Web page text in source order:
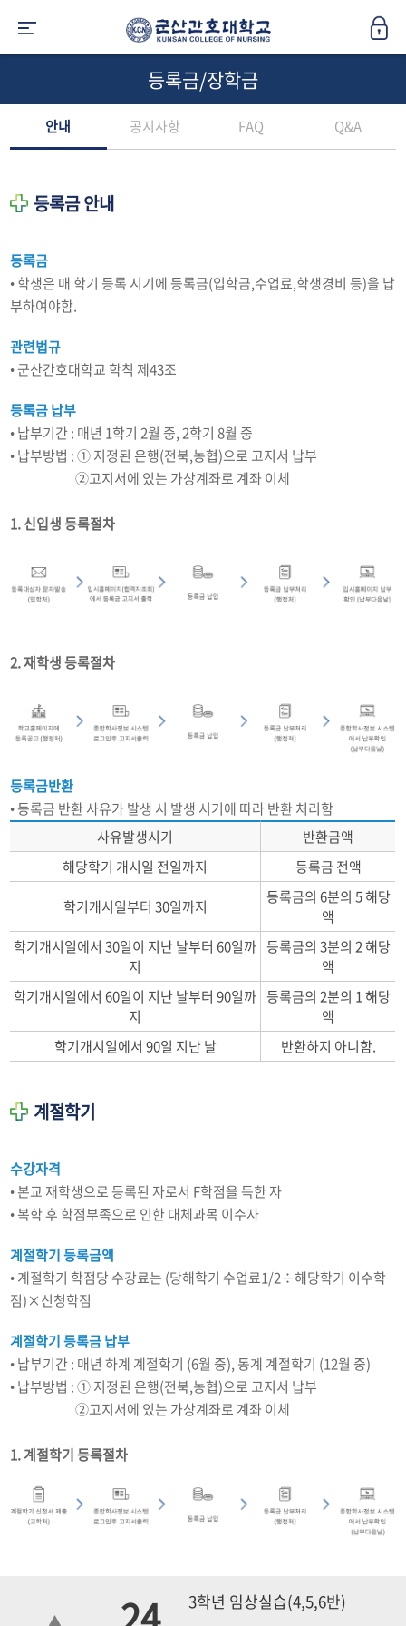
등록금/장학금
안내 공지사항 FAQ Q&A
등록금 안내
등록금
• 학생은 매 학기 등록 시기에 등록금(입학금,수업료,학생경비 등)을 납
부하여야함.
관련법규
• 군산간호대학교 학칙 제43조
등록금 납부
• 납부기간 : 매년 1학기 2월 중, 2학기 8월 중
• 납부방법 : ① 지정된 은행(전북,농협)으로 고지서 납부
②고지서에 있는 가상계좌로 계좌 이체
1. 신입생 등록절차
2. 재학생 등록절차
등록금반환
• 등록금 반환 사유가 발생 시 발생 시기에 따라 반환 처리함
사유발생시기
반환금액
해당학기 개시일 전일까지
등록금 전액
학기개시일부터 30일까지
등록금의 6분의 5 해당
액
학기개시일에서 30일이 지난 날부터 60일까
지
등록금의 3분의 2 해당
액
학기개시일에서 60일이 지난 날부터 90일까
지
등록금의 2분의 1 해당
액
학기개시일에서 90일 지난 날
반환하지 아니함.
계절학기
수강자격
• 본교 재학생으로 등록된 자로서 F학점을 득한 자
• 복학 후 학점부족으로 인한 대체과목 이수자
계절학기 등록금액
• 계절학기 학점당 수강료는 (당해학기 수업료1/2÷해당학기 이수학
점)×신청학점
계절학기 등록금 납부
• 납부기간 : 매년 하계 계절학기 (6월 중), 동계 계절학기 (12월 중)
• 납부방법 : ① 지정된 은행(전북,농협)으로 고지서 납부
②고지서에 있는 가상계좌로 계좌 이체
1. 계절학기 등록절차
3학년 임상실습(4,5,6반)